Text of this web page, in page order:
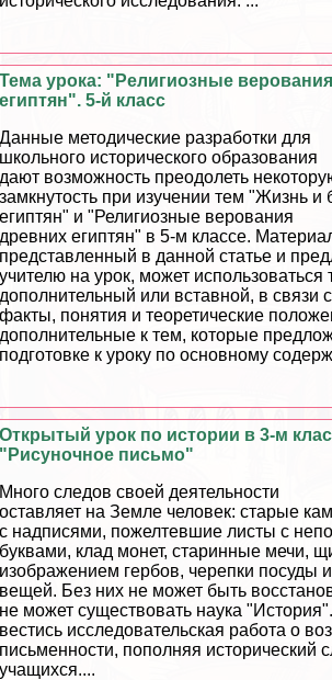
Тема урока: "Религиозные
египтян". 5-й класс
Данные методические разработки для
школьного исторического образования
дают возможность преодолеть
замкнутость при изучении тем "Жизнь и
египтян" и "Религиозные верования
древних египтян" в 5-м классе.
представленный в данной статье и
учителю на урок, может использоваться
дополнительный или вставной, в связи
факты, понятия и теоретические
дополнительные к тем, которые
подготовке к уроку по основному
Открытый урок по истории в 3-м
"Рисуночное письмо"
Много следов своей деятельности
оставляет на Земле человек: старые
с надписями, пожелтевшие листы с
буквами, клад монет, старинные мечи,
изображением гербов, черепки посуды
вещей. Без них не может быть
не может существовать наука
вестись исследовательская работа о
письменности, пополняя исторический
учащихся....